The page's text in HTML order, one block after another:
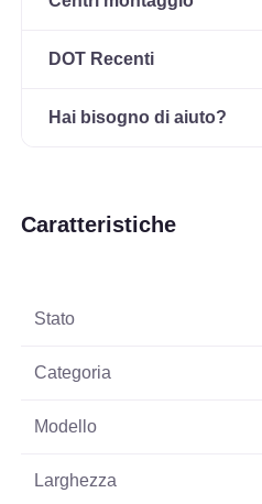
DOT Recenti
Hai bisogno di aiuto?
Caratteristiche
Stato
Categoria
Modello
Larghezza